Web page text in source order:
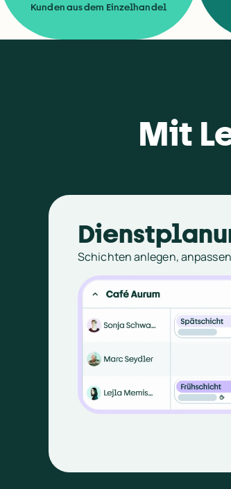
Kunden aus dem Einzelhandel
Mit
Schichten anlegen,